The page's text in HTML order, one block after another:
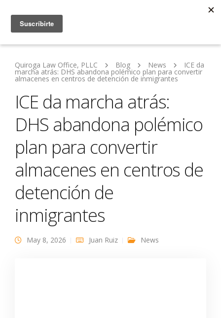
Quiroga Law Office, PLLC Blog News ICE da
marcha atrás: DHS abandona polémico plan para convertir
almacenes en centros de detención de inmigrantes
ICE da marcha atrás:
DHS abandona polémico
plan para convertir
almacenes en centros de
detención de
inmigrantes
May 8, 2026 Juan Ruiz News